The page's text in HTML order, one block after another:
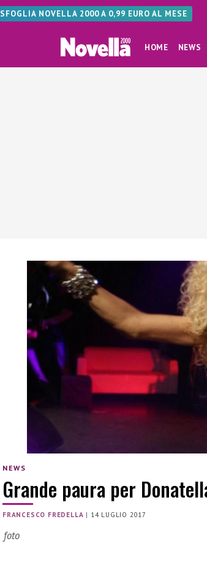
SFOGLIA NOVELLA 2000 A 0,99 EURO AL MESE
HOME NEWS
NEWS
Grande paura per
FRANCESCO FREDELLA | 14 LUGLIO 2017
foto